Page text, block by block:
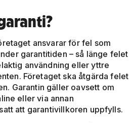
ansvarar för fel som
garantitiden – så länge felet
användning eller yttre
Företaget ska åtgärda felet
Garantin gäller oavsett om
eller via annan
att garantivillkoren uppfylls.